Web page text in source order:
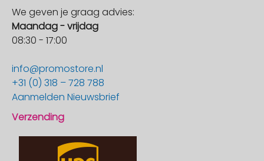
We geven je graag advies:
Maandag - vrijdag
08:30 - 17:00
info@promostore.nl
+31 (0) 318 – 728 788
Aanmelden Nieuwsbrief
Verzending